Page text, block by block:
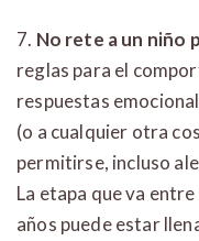
7. No rete a un niño
reglas para el
respuestas
(o a cualquier otra
permitirse, incluso
La etapa que va
años puede estar